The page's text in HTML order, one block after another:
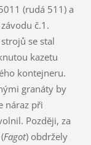
(rudá 511) a
č.1.
se stal
kazetu
kontejneru.
granáty by
náraz při
Později, za
Fagot) obdržely